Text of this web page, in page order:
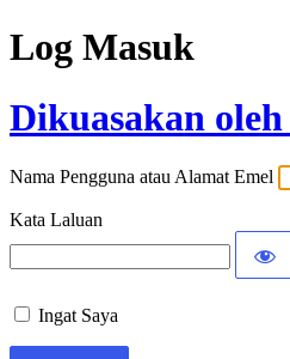
Log Masuk
Dikuasakan
Nama Pengguna atau Alamat Emel
Kata Laluan
Ingat Saya